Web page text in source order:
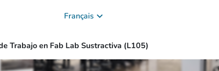
Français keyboard_arrow_down
Trabajo en Fab Lab Sustractiva (L105)